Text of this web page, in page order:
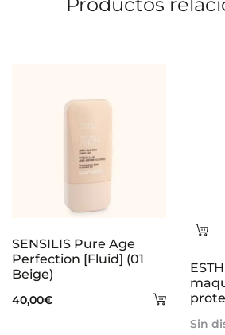
Añadir
SENSILIS Pure Age
Perfection [Fluid] (01
Beige)
40,00€
Sin